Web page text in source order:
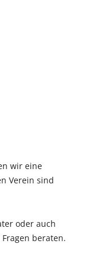
wir eine
Verein sind
oder auch
beraten.